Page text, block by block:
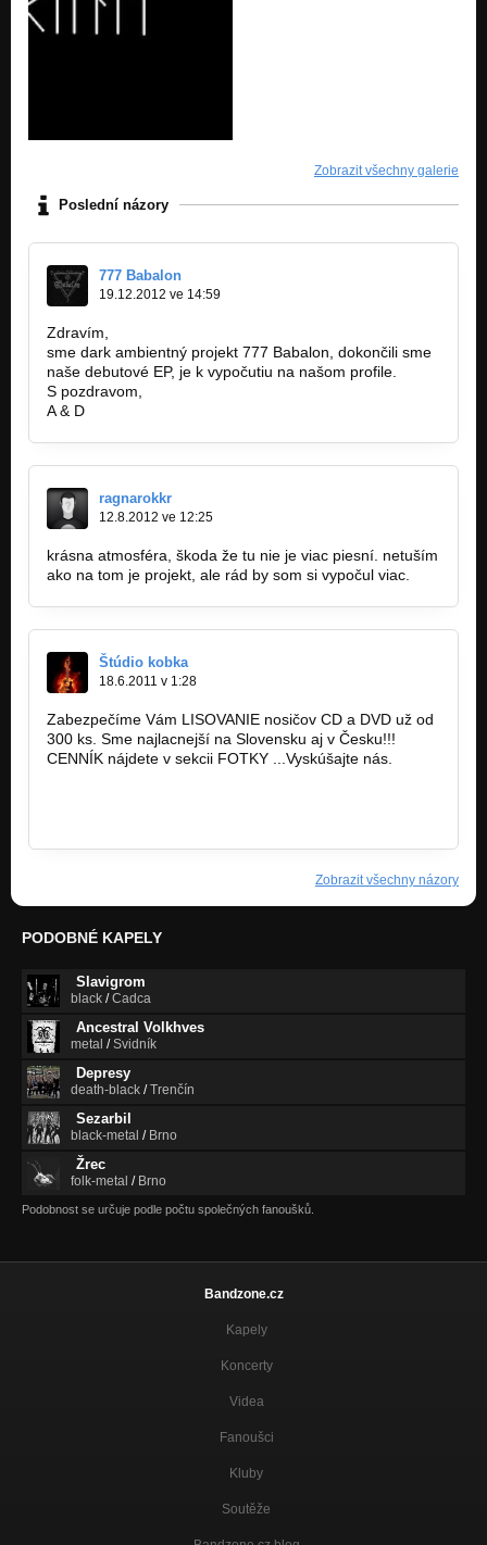
Zobrazit všechny galerie
Poslední názory
777 Babalon
19.12.2012 ve 14:59
Zdravím,
sme dark ambientný projekt 777 Babalon, dokončili sme
naše debutové EP, je k vypočutiu na našom profile.
S pozdravom,
A & D
ragnarokkr
12.8.2012 ve 12:25
krásna atmosféra, škoda že tu nie je viac piesní. netuším
ako na tom je projekt, ale rád by som si vypočul viac.
Štúdio kobka
18.6.2011 v 1:28
Zabezpečíme Vám LISOVANIE nosičov CD a DVD už od
300 ks. Sme najlacnejší na Slovensku aj v Česku!!!
CENNÍK nájdete v sekcii FOTKY ...Vyskúšajte nás.
Zobrazit všechny názory
PODOBNÉ KAPELY
Slavigrom
black /Cadca
Ancestral Volkhves
metal /Svidník
Depresy
death-black /Trenčín
Sezarbil
black-metal / Brno
Žrec
folk-metal / Brno
Podobnost se určuje podle počtu společných fanoušků.
Bandzone.cz
Kapely
Koncerty
Videa
Fanoušci
Kluby
Soutěže